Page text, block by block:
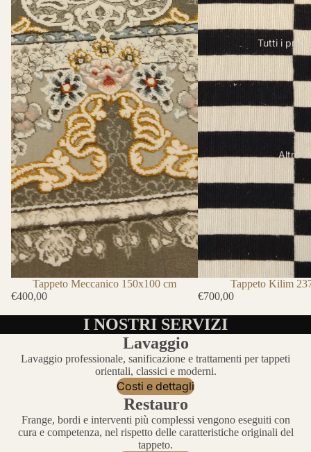
Tutti i
Altro
Tappeto Meccanico 150x100 cm
€400,00
Tappeto Kilim
€700,00
I NOSTRI SERVIZI
Lavaggio
Lavaggio professionale, sanificazione e trattamenti per tappeti
orientali, classici e moderni.
Costi e dettagli
Restauro
Frange, bordi e interventi più complessi vengono eseguiti con
cura e competenza, nel rispetto delle caratteristiche originali del
tappeto.